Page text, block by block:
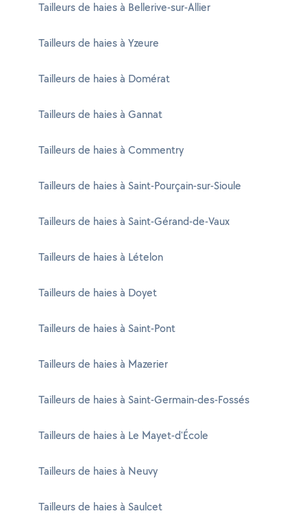
Tailleurs de haies à Bellerive-sur-Allier
Tailleurs de haies à Yzeure
Tailleurs de haies à Domérat
Tailleurs de haies à Gannat
Tailleurs de haies à Commentry
Tailleurs de haies à Saint-Pourçain-sur-Sioule
Tailleurs de haies à Saint-Gérand-de-Vaux
Tailleurs de haies à Lételon
Tailleurs de haies à Doyet
Tailleurs de haies à Saint-Pont
Tailleurs de haies à Mazerier
Tailleurs de haies à Saint-Germain-des-Fossés
Tailleurs de haies à Le Mayet-d'École
Tailleurs de haies à Neuvy
Tailleurs de haies à Saulcet